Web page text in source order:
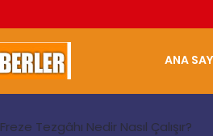
ANA
Freze Tezgâhı Nedir Nasıl Çalışır?